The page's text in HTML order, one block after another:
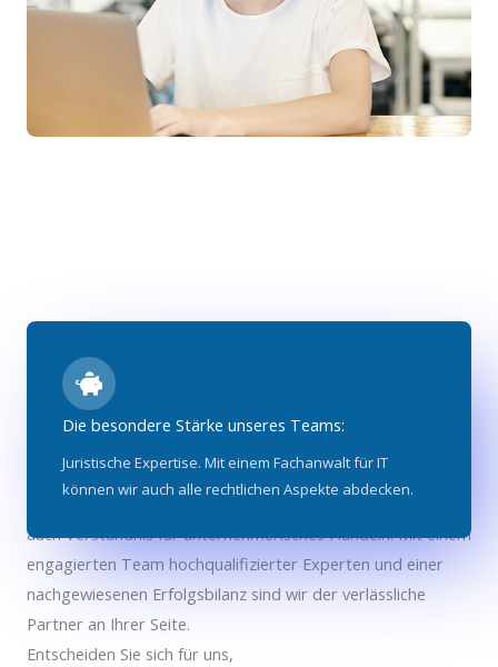
Die besondere Stärke unseres Teams:
Juristische Expertise. Mit einem Fachanwalt für IT
können wir auch alle rechtlichen Aspekte abdecken.
Datenschutz auf höchstem Niveau
Wir bieten nicht nur Fachwissen und Erfahrung, sondern
auch Verständnis für unternehmerisches Handeln. Mit einem
engagierten Team hochqualifizierter Experten und einer
nachgewiesenen Erfolgsbilanz sind wir der verlässliche
Partner an Ihrer Seite.
Entscheiden Sie sich für uns,